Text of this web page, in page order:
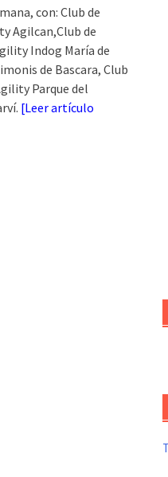
con: Club de
Agilcan,Club de
Indog María de
de Bascara, Club
Parque del
[Leer artículo